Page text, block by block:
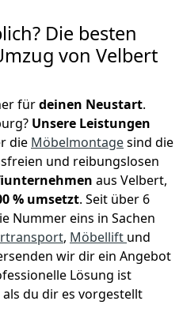
Die besten
von Velbert
fürdeinen Neustart.
Unsere Leistungen
die Möbelmontagesind die
und reibungslosen
aus Velbert,
% umsetzt. Seit über 6
Nummer eins in Sachen
, Möbellift und
wir dir ein Angebot
Lösung ist
als du dir es vorgestellt